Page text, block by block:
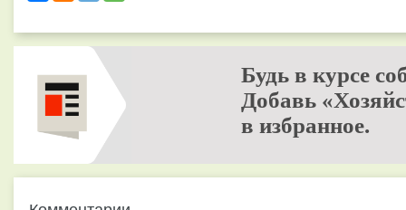
Будь в курсе
Добавь
в избранное.